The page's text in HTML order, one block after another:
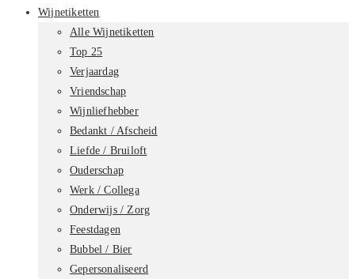
Wijnetiketten
Alle Wijnetiketten
Top 25
Verjaardag
Vriendschap
Wijnliefhebber
Bedankt / Afscheid
Liefde / Bruiloft
Ouderschap
Werk / Collega
Onderwijs / Zorg
Feestdagen
Bubbel / Bier
Gepersonaliseerd